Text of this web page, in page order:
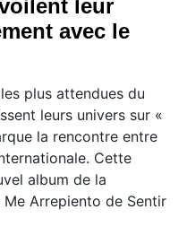
leur
avec le
plus attendues du
leurs univers sur «
la rencontre entre
Cette
album de la
Arrepiento de Sentir